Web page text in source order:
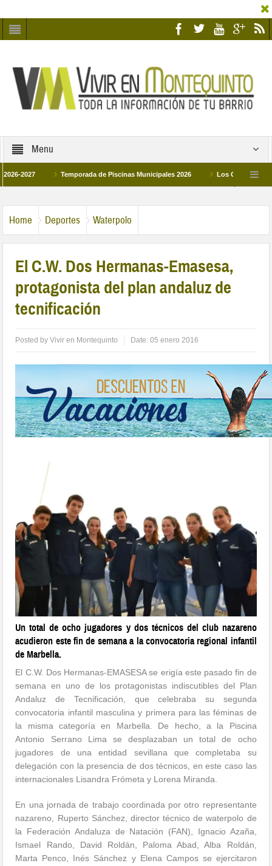
Menu
Temporada de Piscinas Municipales 2026 Los Campus de
Home Deportes Waterpolo
El C.W. Dos Hermanas-Emasesa,
protagonista del plan andaluz de
tecnificación
Posted byVivir en Montequinto Date:05 enero 2016
Un total de ocho jugadores y dos técnicos del club nazareno
acudieron este fin de semana a la convocatoria regional infantil
de Marbella.
El C.W. Dos Hermanas-EMASESA se erigía este pasado fin de
semana en uno de los protagonistas indiscutibles del Plan
Andaluz de Tecnificación, que celebraba su segunda
convocatoria infantil masculina y primera para las féminas de
la misma categoría en Marbella. De hecho, a la Piscina
Antonio Serrano Lima se desplazaban un total de ocho
jugadores de una entidad sevillana que completaba su
delegación con la presencia de dos técnicos, en este caso las
internacionales Lisandra Frómeta y Lorena Miranda.
En una jornada de trabajo coordinada por otro representante
nazareno, Ruperto Sánchez, director técnico de waterpolo de
la Federación Andaluza de Natación (FAN), Ignacio Azaña,
Ismael Rando, David Roldán, Paloma Abad, Alba Roldán,
Marta Penco, Inés Sánchez y Elena Campos se ejercitaron